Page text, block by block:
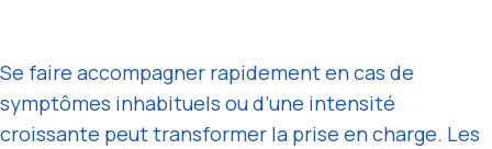
Se faire accompagner rapidement en cas de
symptômes inhabituels ou d’une intensité
croissante peut transformer la prise en charge. Les